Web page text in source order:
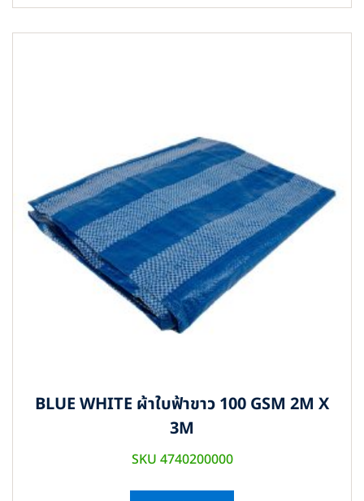
BLUE WHITE ผ้าใบฟ้าขาว 100 GSM 2M X
3M
SKU 4740200000